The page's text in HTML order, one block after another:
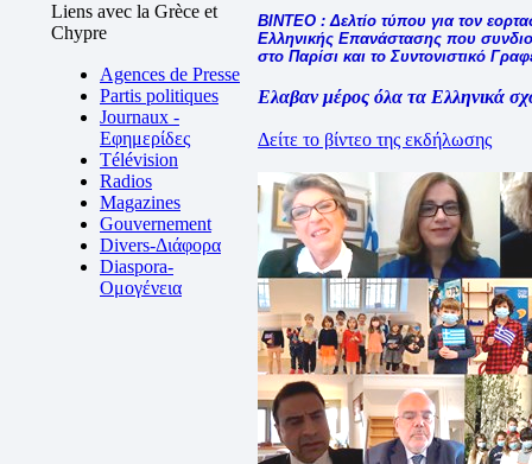
Liens avec la Grèce et
Chypre
Agences de Presse
Partis politiques
Journaux -
Εφημερίδες
Télévision
Radios
Magazines
Gouvernement
Divers-Διάφορα
Diaspora-
Ομογένεια
ΒΙΝΤΕΟ : Δελτίο τύπου για τον
Ελληνικής Επανάστασης που
στο Παρίσι και το Συντονιστικό
Ελαβαν μέρος όλα τα Ελληνικά
Δείτε το βίντεο της εκδήλωσης